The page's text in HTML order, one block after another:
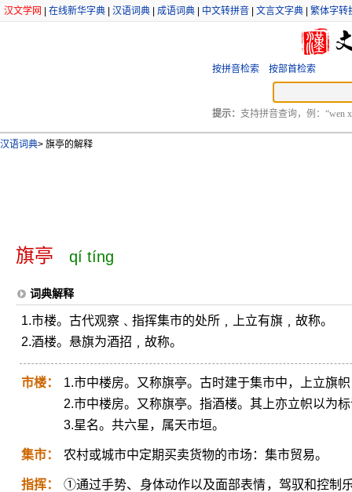
汉文学网 在线新华字典 汉语词典 成语词典 中文转拼音 文言文字典 繁体字转
按拼音检索 按部首检索
提示： 支持拼音查询，例：“wen
汉语词典> 旗亭的解释
旗亭 qí tíng
词典解释
1.市楼。古代观察﹑指挥集市的处所﹐上立有旗﹐故称。
2.酒楼。悬旗为酒招﹐故称。
市楼：
1.市中楼房。又称旗亭。古时建于集市中，上立旗
2.市中楼房。又称旗亭。指酒楼。其上亦立帜以为
3.星名。共六星，属天市垣。
集市： 农村或城市中定期买卖货物的市场：集市贸易。
指挥：
①通过手势、身体动作以及面部表情，驾驭和控制